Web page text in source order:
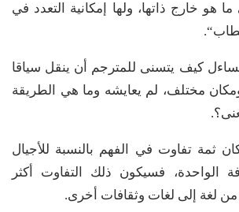
هو خارج ذاتها، ولها إمكانية التعدد في
كيف يتسنى للمترجم أن ينقل سياقا
مختلف، لم يعايشه وما هي الطريقة
ثمة تفاوت في الفهم بالنسبة للأجيال
الواحدة، فسيكون ذلك التفاوت أكثر
من لغة إلى لغات وثقافات أخرى.